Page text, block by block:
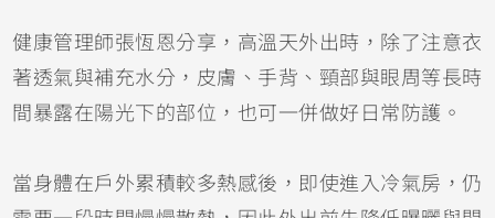
健康管理師張恆恩分享，高溫天外出時，除了注意衣
著透氣與補充水分，皮膚、手背、頸部與眼周等長時
間暴露在陽光下的部位，也可一併做好日常防護。
當身體在戶外累積較多熱感後，即使進入冷氣房，仍